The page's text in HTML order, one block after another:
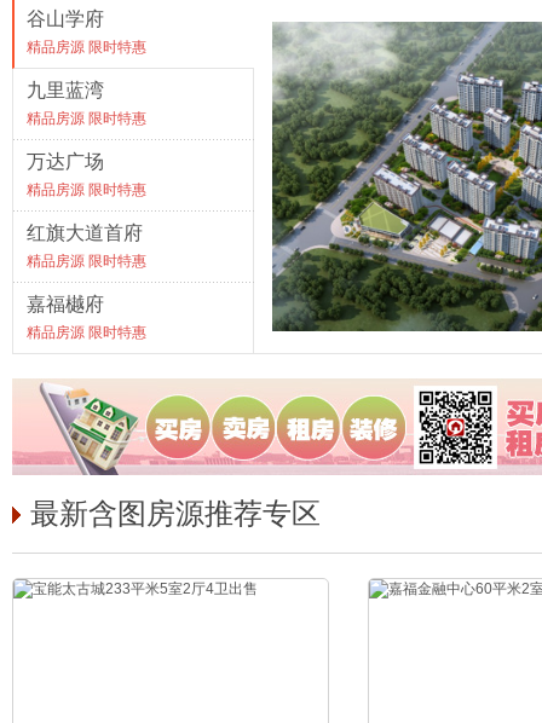
谷山学府
精品房源 限时特惠
九里蓝湾
精品房源 限时特惠
万达广场
精品房源 限时特惠
红旗大道首府
精品房源 限时特惠
嘉福樾府
精品房源 限时特惠
最新含图房源推荐专区